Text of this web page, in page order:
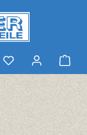
Du hast 0